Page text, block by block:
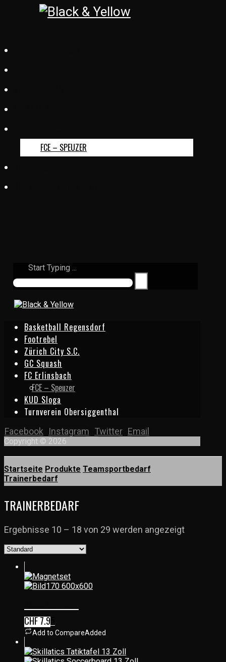
FCE – SPEUZER
Start Typing ...
Basketball Regensdorf
Footrebel
Zürich City S.C.
GC Squash
FC Erlinsbach
FCE – Speuzer
KUD Sloga
Turnverein Obersiggenthal
Facebook Instagram Twitter Email
Copyright © 2026
Startseite Produkte Teamsportbedarf
Trainerbedarf
TRAINERBEDARF
Ergebnisse 10 – 18 von 29 werden angezeigt
CHF7.95
Add to CompareAdded